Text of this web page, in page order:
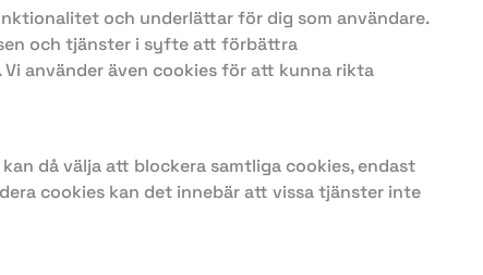
och underlättar för dig som användare.
och tjänster i syfte att förbättra
använder även cookies för att kunna rikta
då välja att blockera samtliga cookies, endast
cookies kan det innebär att vissa tjänster inte